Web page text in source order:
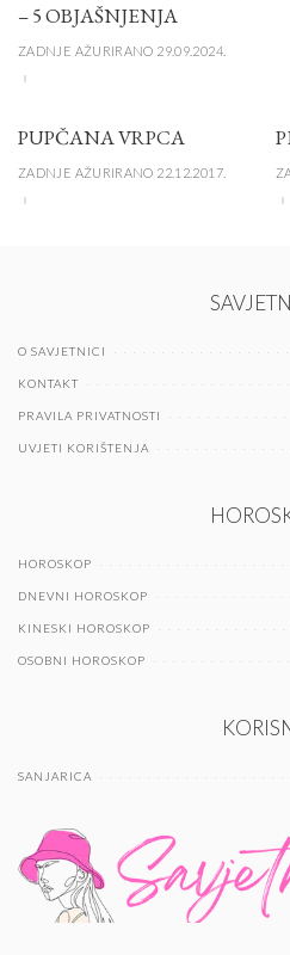
– 5 OBJAŠNJENJA
ZADNJE AŽURIRANO 29.09.2024.
PUPČANA VRPCA
ZADNJE AŽURIRANO 22.12.2017.
O SAVJETNICI
KONTAKT
PRAVILA PRIVATNOSTI
UVJETI KORIŠTENJA
HOROSKOP
DNEVNI HOROSKOP
KINESKI HOROSKOP
OSOBNI HOROSKOP
SANJARICA